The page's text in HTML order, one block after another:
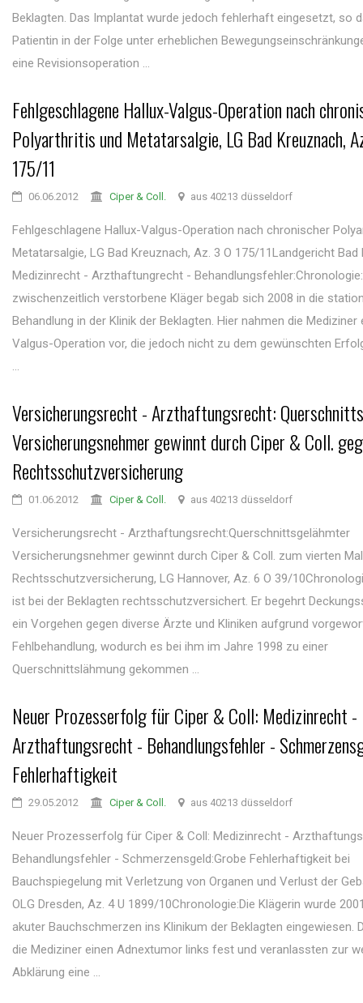
Beklagten. Das Implantat wurde jedoch fehlerhaft eingesetzt, so
Patientin in der Folge unter erheblichen
eine Revisionsoperation ...
Fehlgeschlagene Hallux-Valgus-Operation nach
Polyarthritis und Metatarsalgie, LG Bad Kreuznach,
175/11
06.06.2012 Ciper & Coll. aus 40213 düsseldorf
Fehlgeschlagene Hallux-Valgus-Operation nach chronischer
Metatarsalgie, LG Bad Kreuznach, Az. 3 O 175/11Landgericht
Medizinrecht - Arzthaftungrecht -
zwischenzeitlich verstorbene Kläger begab sich 2008 in die
Behandlung in der Klinik der Beklagten. Hier nahmen die Mediziner
Valgus-Operation vor, die jedoch nicht zu dem gewünschten
...
Versicherungsrecht - Arzthaftungsrecht:
Versicherungsnehmer gewinnt durch Ciper & Coll.
Rechtsschutzversicherung
01.06.2012 Ciper & Coll. aus 40213 düsseldorf
Versicherungsrecht - Arzthaftungsrecht:Querschnittsgelähmter
Versicherungsnehmer gewinnt durch Ciper & Coll. zum vierten
Rechtsschutzversicherung, LG Hannover, Az. 6 O 39/
ist bei der Beklagten rechtsschutzversichert. Er begehrt
ein Vorgehen gegen diverse Ärzte und Kliniken aufgrund
Fehlbehandlung, wodurch es bei ihm im Jahre 1998 zu einer
Querschnittslähmung gekommen ...
Neuer Prozesserfolg für Ciper & Coll: Medizinrecht -
Arzthaftungsrecht - Behandlungsfehler -
Fehlerhaftigkeit
29.05.2012 Ciper & Coll. aus 40213 düsseldorf
Neuer Prozesserfolg für Ciper & Coll: Medizinrecht -
Behandlungsfehler - Schmerzensgeld:Grobe Fehlerhaftigkeit bei
Bauchspiegelung mit Verletzung von Organen und Verlust der
OLG Dresden, Az. 4 U 1899/10Chronologie:Die Klägerin wurde
akuter Bauchschmerzen ins Klinikum der Beklagten eingewiesen.
die Mediziner einen Adnextumor links fest und veranlassten zur
Abklärung eine ...